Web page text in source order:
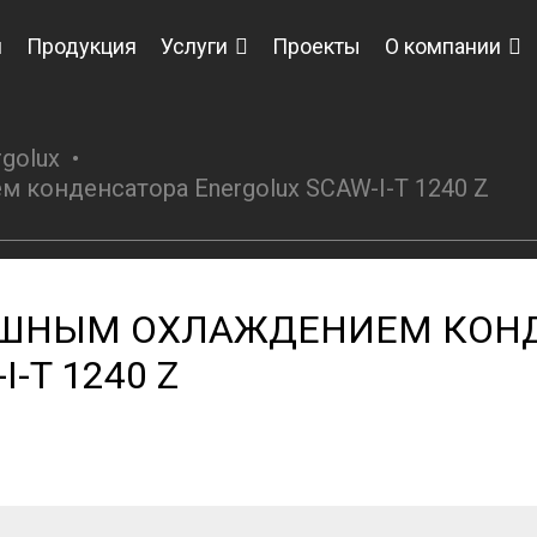
Продукция Услуги Проекты О компании
Energolux SCAW-I-T 1240 Z
ОХЛАЖДЕНИЕМ
I-T 1240 Z